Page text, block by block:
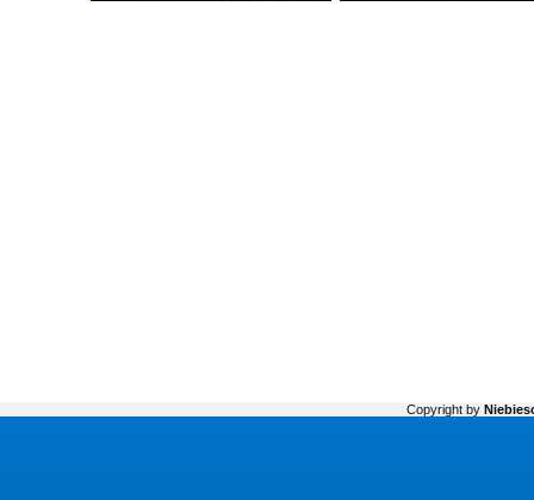
Copyright by